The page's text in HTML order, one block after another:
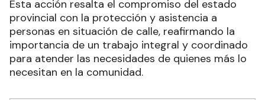
Esta acción resalta el compromiso del estado
provincial con la protección y asistencia a
personas en situación de calle, reafirmando la
importancia de un trabajo integral y coordinado
para atender las necesidades de quienes más lo
necesitan en la comunidad.